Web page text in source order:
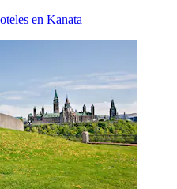
en Kanata